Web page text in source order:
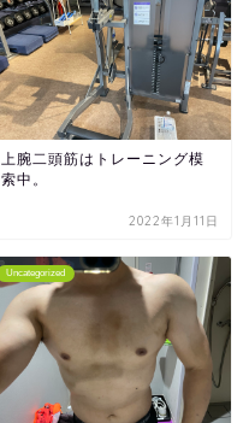
上腕二頭筋はトレーニング模
索中。
2022年1月11日
Uncategorized